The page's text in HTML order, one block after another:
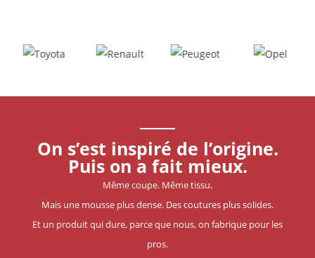
On s’est inspiré de l’origine.
Puis on a fait mieux.
Même coupe. Même tissu.
Mais une mousse plus dense. Des coutures plus solides.
Et un produit qui dure, parce que nous, on fabrique pour les
pros.